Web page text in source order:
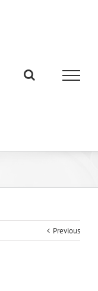
Previous